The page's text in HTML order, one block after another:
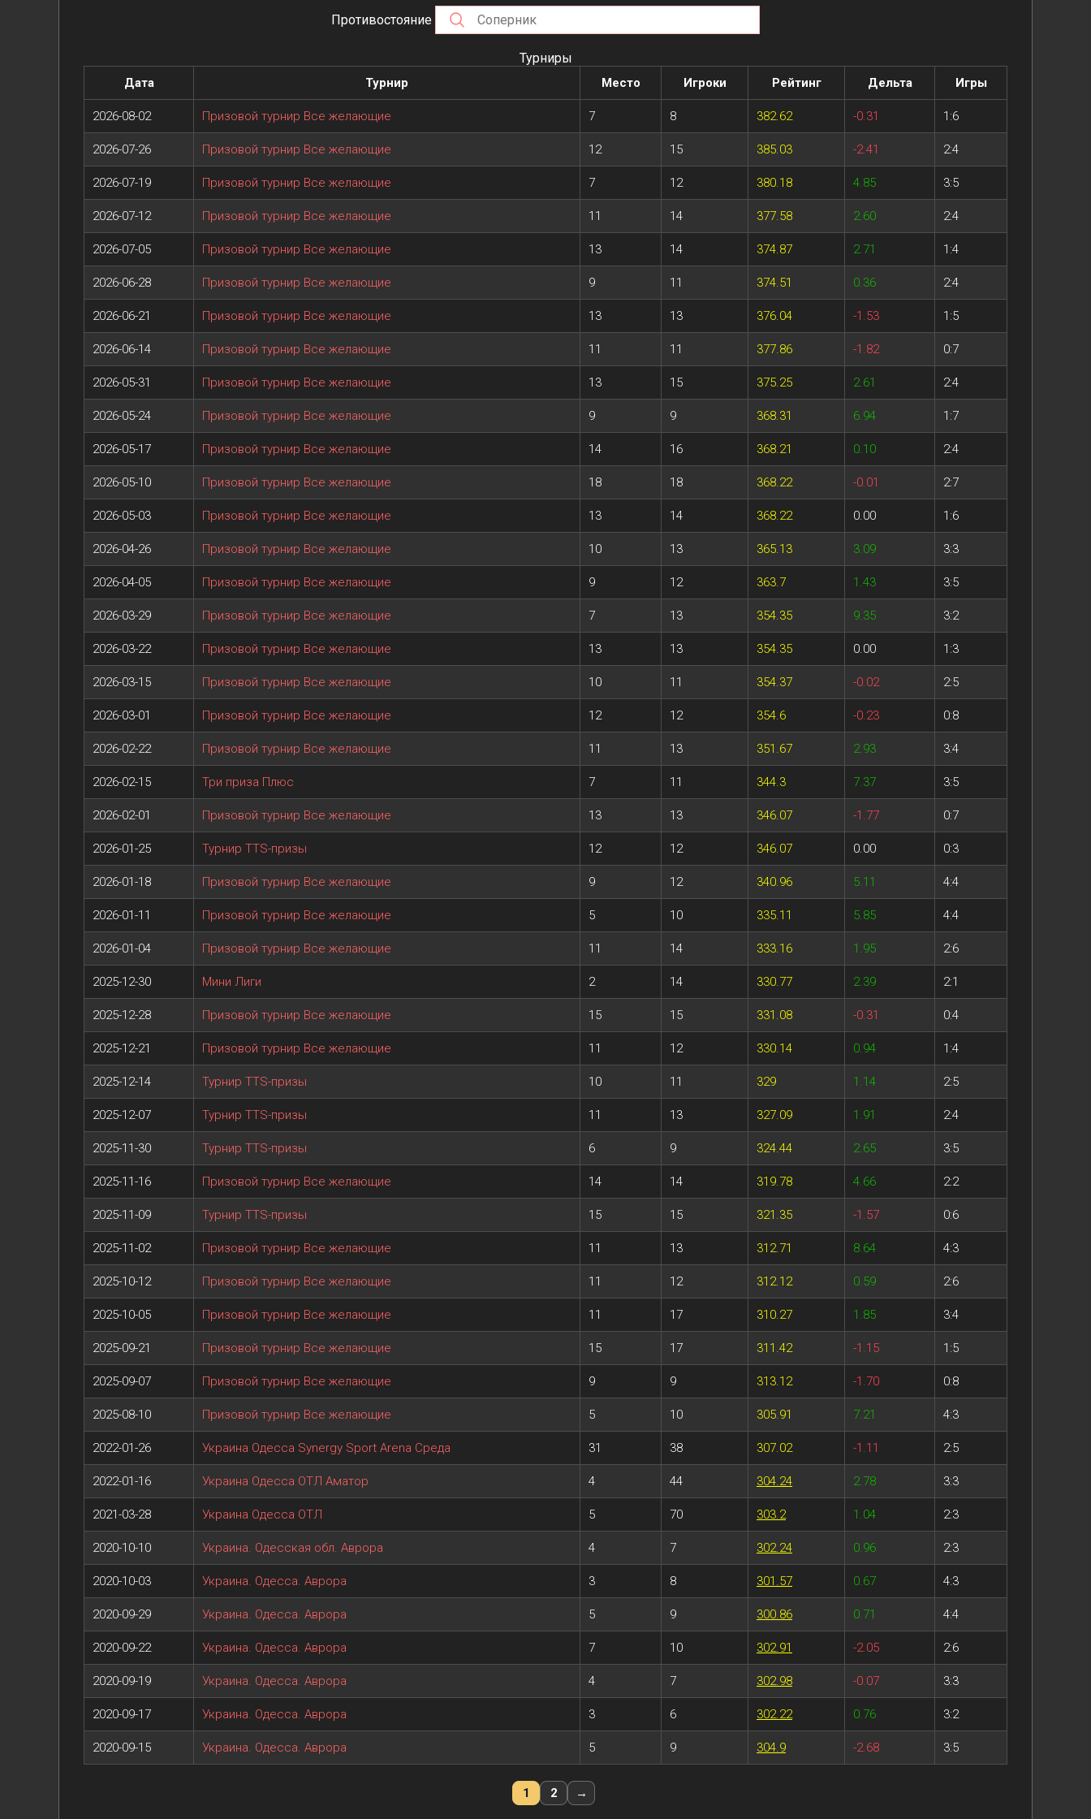
Противостояние
Турниры
Дата Турнир Место Игроки Рейтинг Дельта Игры
2026-08-02 Призовой турнир Все желающие 7 8 382.62 -0.31 1:6
2026-07-26 Призовой турнир Все желающие 12 15 385.03 -2.41 2:4
2026-07-19 Призовой турнир Все желающие 7 12 380.18 4.85 3:5
2026-07-12 Призовой турнир Все желающие 11 14 377.58 2.60 2:4
2026-07-05 Призовой турнир Все желающие 13 14 374.87 2.71 1:4
2026-06-28 Призовой турнир Все желающие 9 11 374.51 0.36 2:4
2026-06-21 Призовой турнир Все желающие 13 13 376.04 -1.53 1:5
2026-06-14 Призовой турнир Все желающие 11 11 377.86 -1.82 0:7
2026-05-31 Призовой турнир Все желающие 13 15 375.25 2.61 2:4
2026-05-24 Призовой турнир Все желающие 9 9 368.31 6.94 1:7
2026-05-17 Призовой турнир Все желающие 14 16 368.21 0.10 2:4
2026-05-10 Призовой турнир Все желающие 18 18 368.22 -0.01 2:7
2026-05-03 Призовой турнир Все желающие 13 14 368.22 0.00 1:6
2026-04-26 Призовой турнир Все желающие 10 13 365.13 3.09 3:3
2026-04-05 Призовой турнир Все желающие 9 12 363.7 1.43 3:5
2026-03-29 Призовой турнир Все желающие 7 13 354.35 9.35 3:2
2026-03-22 Призовой турнир Все желающие 13 13 354.35 0.00 1:3
2026-03-15 Призовой турнир Все желающие 10 11 354.37 -0.02 2:5
2026-03-01 Призовой турнир Все желающие 12 12 354.6 -0.23 0:8
2026-02-22 Призовой турнир Все желающие 11 13 351.67 2.93 3:4
2026-02-15 Три приза Плюс 7 11 344.3 7.37 3:5
2026-02-01 Призовой турнир Все желающие 13 13 346.07 -1.77 0:7
2026-01-25 Турнир TTS-призы 12 12 346.07 0.00 0:3
2026-01-18 Призовой турнир Все желающие 9 12 340.96 5.11 4:4
2026-01-11 Призовой турнир Все желающие 5 10 335.11 5.85 4:4
2026-01-04 Призовой турнир Все желающие 11 14 333.16 1.95 2:6
2025-12-30 Мини Лиги 2 14 330.77 2.39 2:1
2025-12-28 Призовой турнир Все желающие 15 15 331.08 -0.31 0:4
2025-12-21 Призовой турнир Все желающие 11 12 330.14 0.94 1:4
2025-12-14 Турнир TTS-призы 10 11 329 1.14 2:5
2025-12-07 Турнир TTS-призы 11 13 327.09 1.91 2:4
2025-11-30 Турнир TTS-призы 6 9 324.44 2.65 3:5
2025-11-16 Призовой турнир Все желающие 14 14 319.78 4.66 2:2
2025-11-09 Турнир TTS-призы 15 15 321.35 -1.57 0:6
2025-11-02 Призовой турнир Все желающие 11 13 312.71 8.64 4:3
2025-10-12 Призовой турнир Все желающие 11 12 312.12 0.59 2:6
2025-10-05 Призовой турнир Все желающие 11 17 310.27 1.85 3:4
2025-09-21 Призовой турнир Все желающие 15 17 311.42 -1.15 1:5
2025-09-07 Призовой турнир Все желающие 9 9 313.12 -1.70 0:8
2025-08-10 Призовой турнир Все желающие 5 10 305.91 7.21 4:3
2022-01-26 Украина Одесса Synergy Sport Arena Среда 31 38 307.02 -1.11 2:5
2022-01-16 Украина Одесса ОТЛ Аматор 4 44 304.24 2.78 3:3
2021-03-28 Украина Одесса ОТЛ 5 70 303.2 1.04 2:3
2020-10-10 Украина. Одесская обл. Аврора 4 7 302.24 0.96 2:3
2020-10-03 Украина. Одесса. Аврора 3 8 301.57 0.67 4:3
2020-09-29 Украина. Одесса. Аврора 5 9 300.86 0.71 4:4
2020-09-22 Украина. Одесса. Аврора 7 10 302.91 -2.05 2:6
2020-09-19 Украина. Одесса. Аврора 4 7 302.98 -0.07 3:3
2020-09-17 Украина. Одесса. Аврора 3 6 302.22 0.76 3:2
2020-09-15 Украина. Одесса. Аврора 5 9 304.9 -2.68 3:5
1 2 →